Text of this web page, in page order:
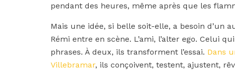
pendant des heures, même après que les
Mais une idée, si belle soit-elle, a besoin d’un
Rémi entre en scène. L’ami, l’alter ego. Celui
phrases. À deux, ils transforment l’essai. Dans
Villebramar, ils conçoivent, testent, ajustent,